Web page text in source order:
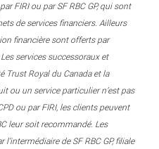
FIRI ou par SF RBC GP, qui sont
de services financiers. Ailleurs
financière sont offerts par
services successoraux et
Trust Royal du Canada et la
ou un service particulier n’est pas
ou par FIRI, les clients peuvent
leur soit recommandé. Les
de SF RBC GP, filiale